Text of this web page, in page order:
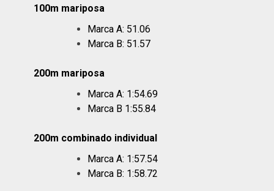
100m mariposa
Marca A: 51.06
Marca B: 51.57
200m mariposa
Marca A: 1:54.69
Marca B 1:55.84
200m combinado individual
Marca A: 1:57.54
Marca B: 1:58.72